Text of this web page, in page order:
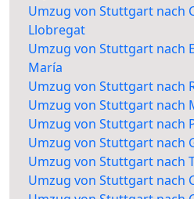
Umzug von Stuttgart nach
Llobregat
Umzug von Stuttgart nach
María
Umzug von Stuttgart nach
Umzug von Stuttgart nach
Umzug von Stuttgart nach
Umzug von Stuttgart nach
Umzug von Stuttgart nach
Umzug von Stuttgart nach